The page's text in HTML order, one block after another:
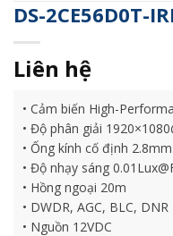
DS-2CE56D0T-
Liên hệ
• Cảm biến High-
• Độ phân giải
• Ống kính cố định
• Độ nhạy sáng
• Hồng ngoại 20m
• DWDR, AGC, BLC, DNR
• Nguồn 12VDC